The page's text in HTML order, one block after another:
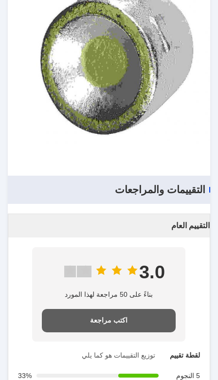
التقييمات والمراجعات
التقييم العام
3.0
بناءً على 50 مراجعة لهذا المورد
اكتب مراجعة
لقطة تقييم توزيع التقييمات هو كما يلي
5 النجوم
33%